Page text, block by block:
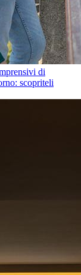
di
scopriteli